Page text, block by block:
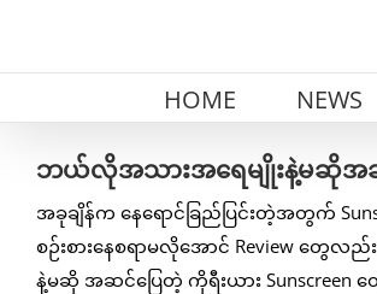
HOME NEWS
ဘယ်လိုအသားအရေမျိုးနဲ့မဆိုအဆင်
အခုချိန်က နေရောင်ခြည်ပြင်းတဲ့အတွက်
စဉ်းစားနေစရာမလိုအောင် Review တွေလ
နဲ့မဆို အဆင်ပြေတဲ့ ကိုရီးယား Sunscreen